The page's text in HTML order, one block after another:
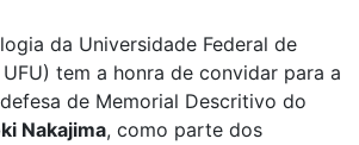
da Universidade Federal de
tem a honra de convidar para a
de Memorial Descritivo do
Nakajima, como parte dos